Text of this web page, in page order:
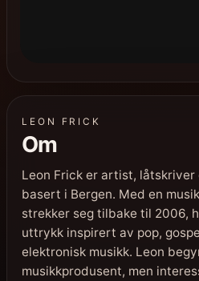
LEON FRICK
Om
Leon Frick er artist, låtskriver
basert i Bergen. Med en
strekker seg tilbake til 2006,
uttrykk inspirert av pop,
elektronisk musikk. Leon
musikkprodusent, men